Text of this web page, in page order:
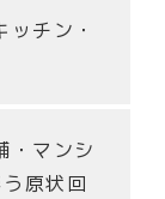
ッチン・
・マンシ
原状回